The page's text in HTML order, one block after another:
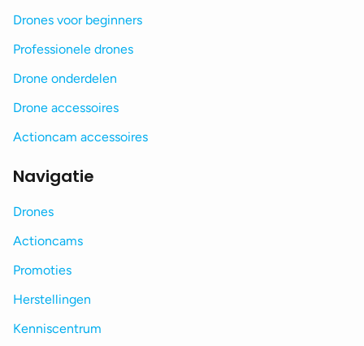
Drones voor beginners
Professionele drones
Drone onderdelen
Drone accessoires
Actioncam accessoires
Navigatie
Drones
Actioncams
Promoties
Herstellingen
Kenniscentrum